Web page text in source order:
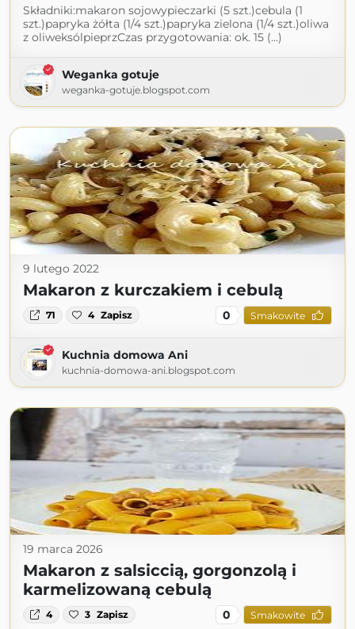
Składniki:makaron sojowypieczarki (5 szt.)cebula (1
szt.)papryka żółta (1/4 szt.)papryka zielona (1/4 szt.)oliwa
z oliweksólpieprzCzas przygotowania: ok. 15 (...)
Weganka gotuje
weganka-gotuje.blogspot.com
9 lutego 2022
Makaron z kurczakiem i cebulą
71 4 Zapisz 0 Smakowite
Kuchnia domowa Ani
kuchnia-domowa-ani.blogspot.com
19 marca 2026
Makaron z salsiccią, gorgonzolą i
karmelizowaną cebulą
4 3 Zapisz 0 Smakowite